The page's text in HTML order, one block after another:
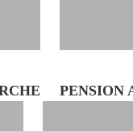
PENSION